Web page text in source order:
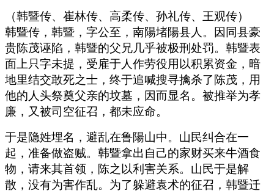
（韩暨传、崔林传、高柔传、孙礼传、王观传）
韩暨传，韩暨，字公至，南陽堵陽县人。因同县豪
贵陈茂诬陷，韩暨的父兄几乎被极刑处罚。韩暨表
面上只字未提，受雇于人作劳役用以积累资金，暗
地里结交敢死之士，终于追喊搜寻擒杀了陈茂，用
他的人头祭奠父亲的坟墓，因而显名。被推举为孝
廉，又被司空征召，都未应命。
于是隐姓埋名，避乱在鲁陽山中。山民纠合在一
起，准备做盗贼。韩暨拿出自己的家财买来牛酒食
物，请来其首领，陈之以利害关系。山民于是解
散，没有为害作乱。为了躲避袁术的征召，韩暨迁